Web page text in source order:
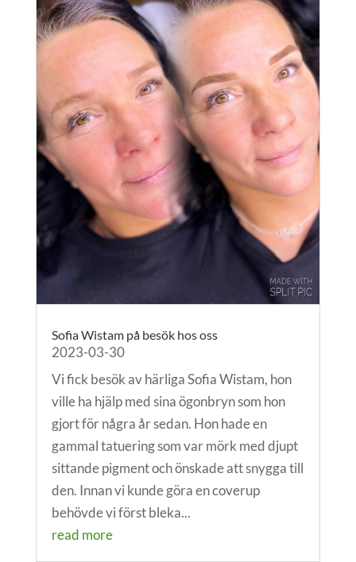
Sofia Wistam på besök hos oss
2023-03-30
Vi fick besök av härliga Sofia Wistam, hon
ville ha hjälp med sina ögonbryn som hon
gjort för några år sedan. Hon hade en
gammal tatuering som var mörk med djupt
sittande pigment och önskade att snygga till
den. Innan vi kunde göra en coverup
behövde vi först bleka...
read more